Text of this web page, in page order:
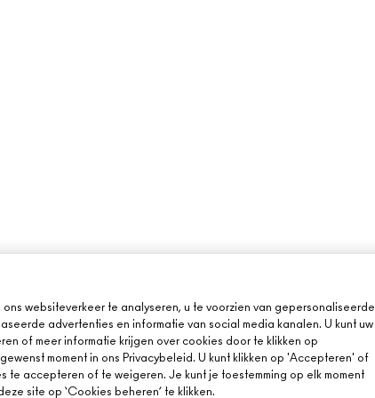
websiteverkeer te analyseren, u te voorzien van gepersonaliseerde
advertenties en informatie van social media kanalen. U kunt uw
of meer informatie krijgen over cookies door te klikken op
moment in ons Privacybeleid. U kunt klikken op 'Accepteren' of
te accepteren of te weigeren. Je kunt je toestemming op elk moment
site op ‘Cookies beheren’ te klikken.